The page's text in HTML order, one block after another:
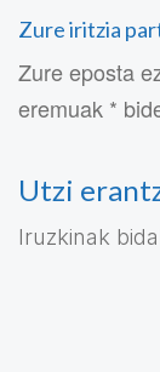
Zure iritzia
Zure eposta
eremuak *
Utzi
Iruzkinak